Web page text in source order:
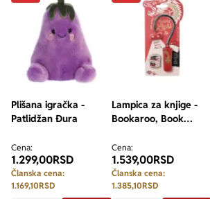
Plišana igračka -
Patlidžan Đura
Cena:
1.299,00RSD
Članska cena:
1.169,10RSD
Lampica za knjige -
Bookaroo, Book
Dragon
Cena:
1.539,00RSD
Članska cena:
1.385,10RSD